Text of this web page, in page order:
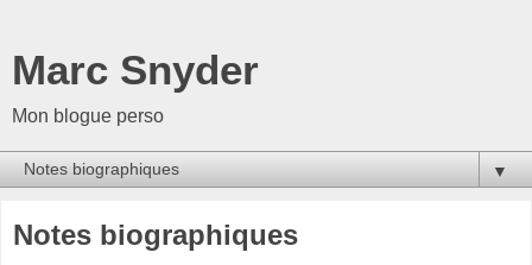
Marc Snyder
Mon blogue perso
▼
Notes biographiques